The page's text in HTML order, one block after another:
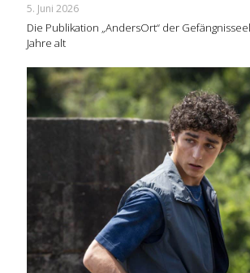
5. Juni 2026
Die Publikation „AndersOrt“ der
Jahre alt